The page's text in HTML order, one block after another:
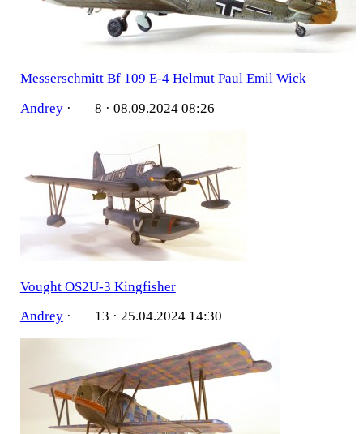
Messerschmitt Bf 109 E-4 Helmut Paul Emil Wick
Andrey· 8 · 08.09.2024 08:26
Vought OS2U-3 Kingfisher
Andrey· 13 · 25.04.2024 14:30